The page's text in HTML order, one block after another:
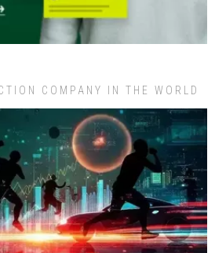
COMPANY IN THE WORLD